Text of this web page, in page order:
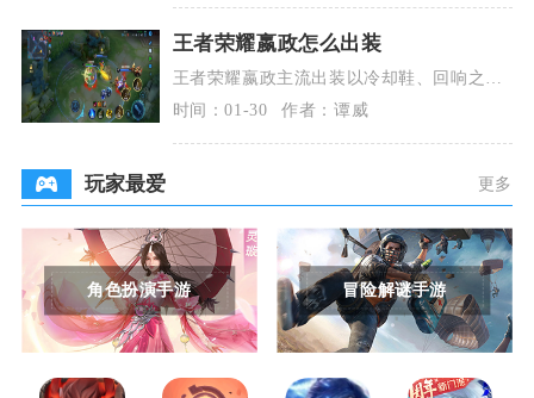
王者荣耀嬴政怎么出装
王者荣耀嬴政主流出装以冷却鞋、回响之
杖、痛苦面具、博学者之怒、虚无法杖、辉
月为核心，这套标
时间：01-30 作者：谭威
玩家最爱 更多
角色扮演手游 冒险解谜手游